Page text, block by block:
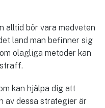
alltid bör vara medveten
land man befinner sig
olagliga metoder kan
kan hjälpa dig att
av dessa strategier är